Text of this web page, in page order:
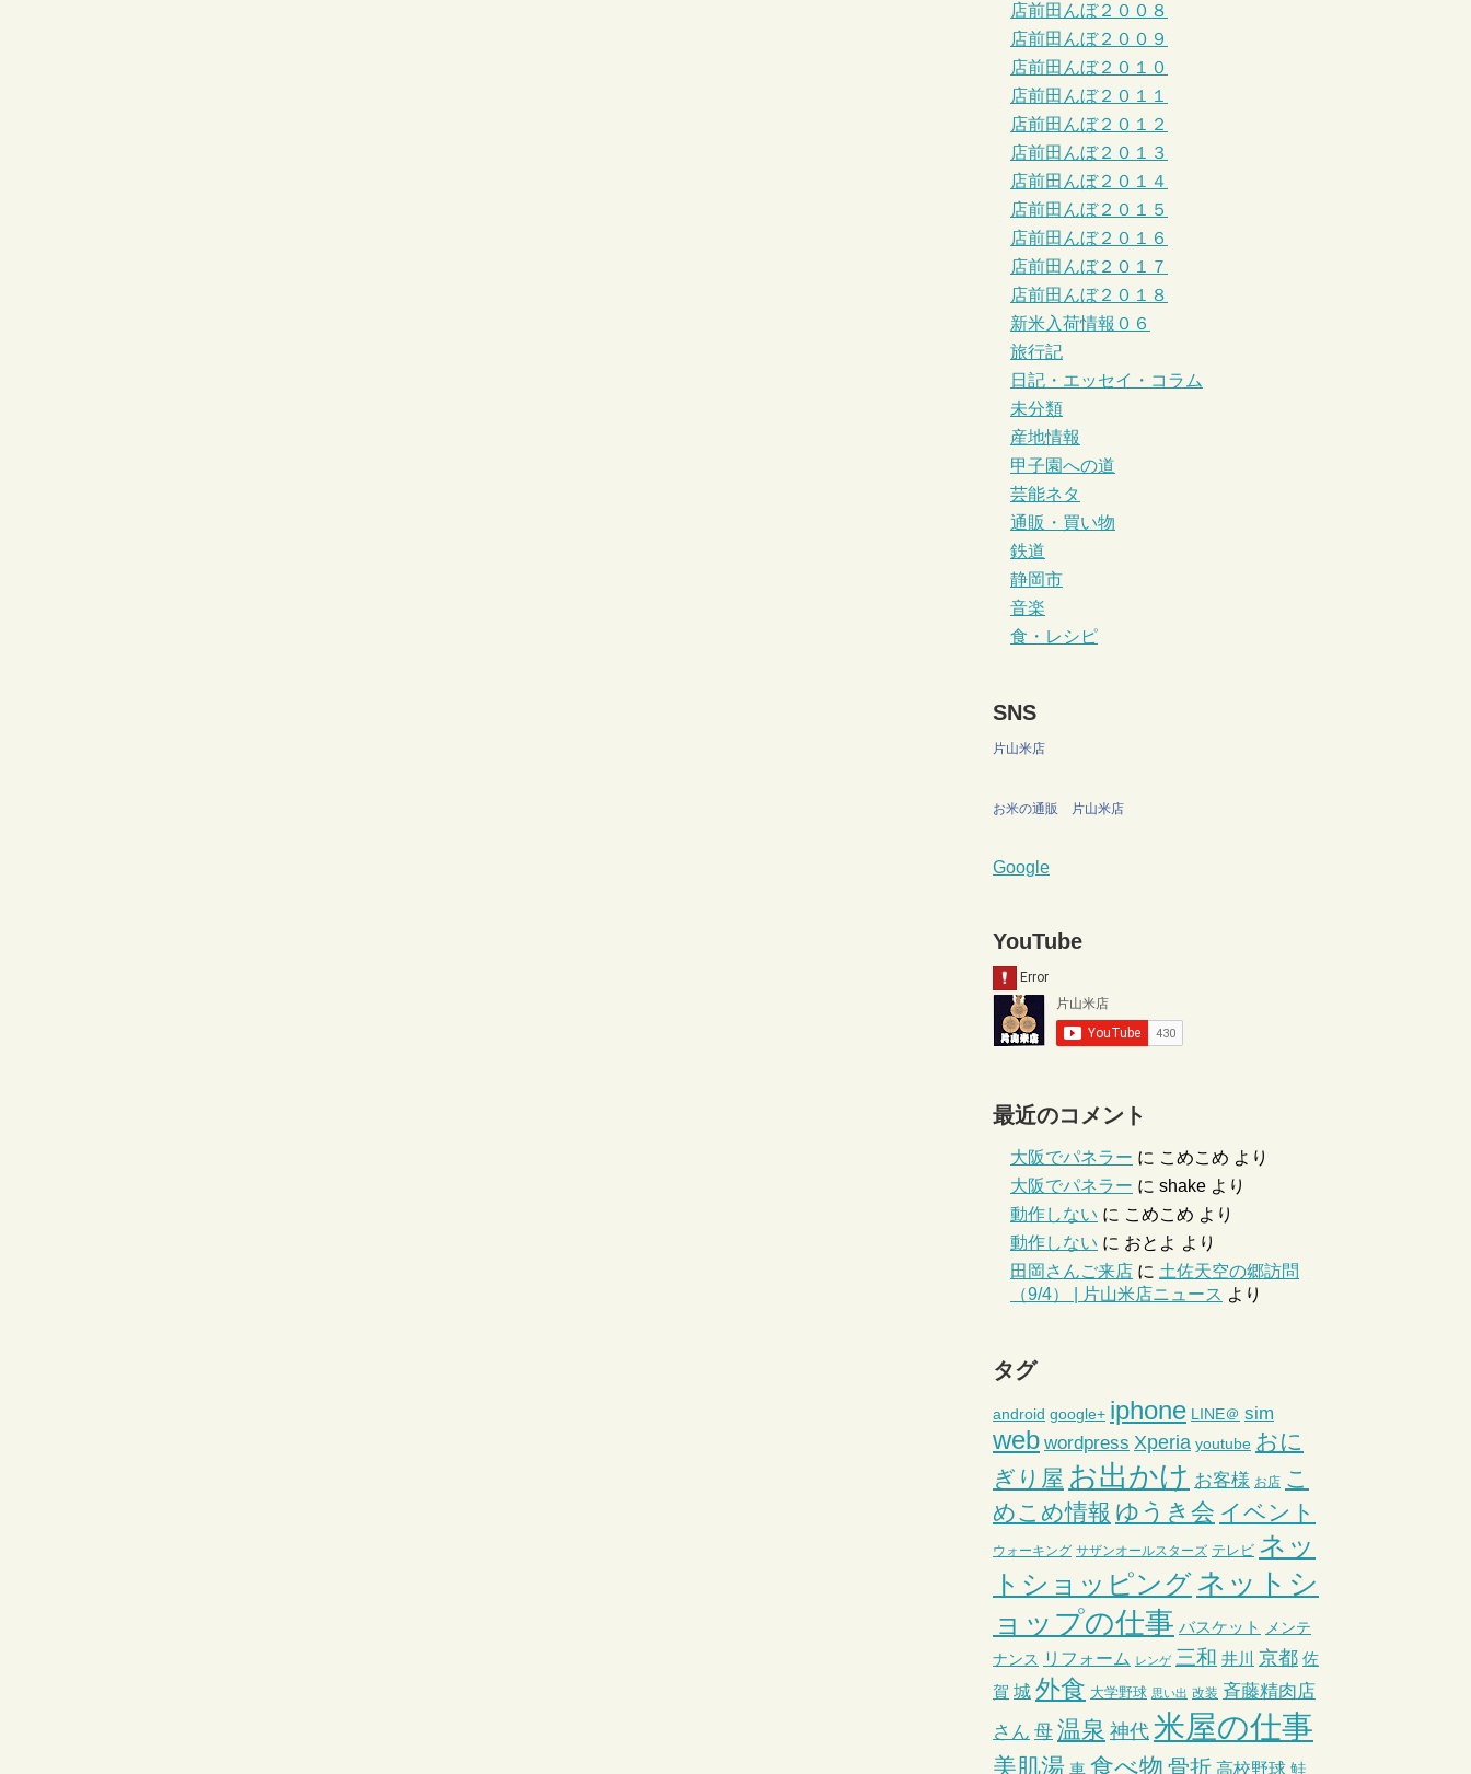
店前田んぼ２００８
店前田んぼ２００９
店前田んぼ２０１０
店前田んぼ２０１１
店前田んぼ２０１２
店前田んぼ２０１３
店前田んぼ２０１４
店前田んぼ２０１５
店前田んぼ２０１６
店前田んぼ２０１７
店前田んぼ２０１８
新米入荷情報０６
旅行記
日記・エッセイ・コラム
未分類
産地情報
甲子園への道
芸能ネタ
通販・買い物
鉄道
静岡市
音楽
食・レシピ
SNS
片山米店
お米の通販 片山米店
Google
YouTube
最近のコメント
大阪でパネラー に こめこめ より
大阪でパネラー に shake より
動作しない に こめこめ より
動作しない に おとよ より
田岡さんご来店 に 土佐天空の郷訪問
（9/4） | 片山米店ニュース より
タグ
android google+ iphone LINE＠ sim
web wordpress Xperia youtube おに
ぎり屋 お出かけ お客様 お店 こ
めこめ情報 ゆうき会 イベント
ウォーキング サザンオールスターズ テレビ ネッ
トショッピングネットシ
ョップの仕事 バスケット
メンテ
ナンス リフォーム レンゲ 三和 井川 京都 佐
賀 城 外食 大学野球 思い出 改装 斉藤精肉店
さん 母 温泉 神代 米屋の仕事
美肌湯 車 食べ物 骨折 高校野球 鮭